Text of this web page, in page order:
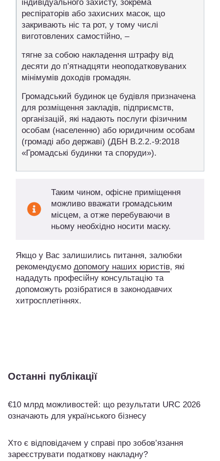
індивідуального захисту, зокрема
респіраторів або захисних масок, що
закривають ніс та рот, у тому числі
виготовлених самостійно, –
тягне за собою накладення штрафу від
десяти до п’ятнадцяти неоподатковуваних
мінімумів доходів громадян.
Громадський будинок це будівля призначена
для розміщення закладів, підприємств,
організацій, які надають послуги фізичним
особам (населенню) або юридичним особам
(громаді або державі) (ДБН В.2.2.-9:2018
«Громадські будинки та споруди»).
Таким чином, офісне приміщення
можливо вважати громадським
місцем, а отже перебуваючи в
ньому необхідно носити маску.
Якщо у Вас залишились питання, залюбки
рекомендуємо допомогу наших юристів, які
нададуть професійну консультацію та
допоможуть розібратися в законодавчих
хитросплетіннях.
Останні публікації
€10 млрд можливостей: що результати URC 2026
означають для українського бізнесу
Хто є відповідачем у справі про зобов’язання
зареєструвати податкову накладну?